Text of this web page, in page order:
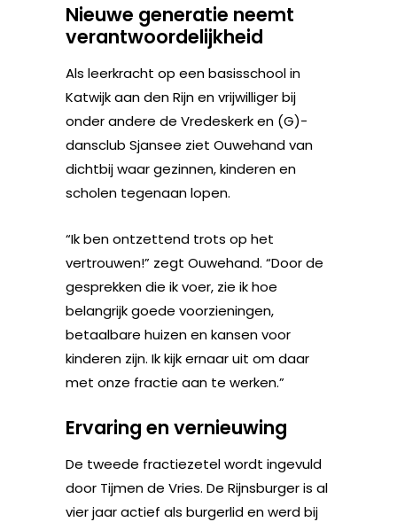
Nieuwe generatie neemt
verantwoordelijkheid
Als leerkracht op een basisschool in
Katwijk aan den Rijn en vrijwilliger bij
onder andere de Vredeskerk en (G)-
dansclub Sjansee ziet Ouwehand van
dichtbij waar gezinnen, kinderen en
scholen tegenaan lopen.
“Ik ben ontzettend trots op het
vertrouwen!” zegt Ouwehand. “Door de
gesprekken die ik voer, zie ik hoe
belangrijk goede voorzieningen,
betaalbare huizen en kansen voor
kinderen zijn. Ik kijk ernaar uit om daar
met onze fractie aan te werken.”
Ervaring en vernieuwing
De tweede fractiezetel wordt ingevuld
door Tijmen de Vries. De Rijnsburger is al
vier jaar actief als burgerlid en werd bij